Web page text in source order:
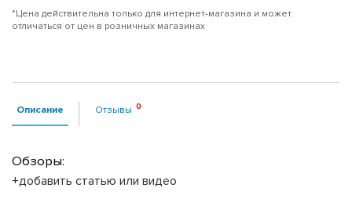
*Цена действительна только для интернет-магазина и может
отличаться от цен в розничных магазинах
Описание Отзывы
Обзоры:
+добавить статью или видео